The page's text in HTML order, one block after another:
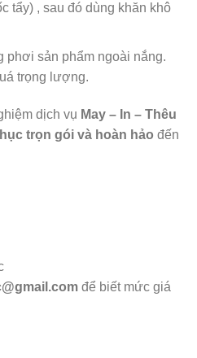
tẩy) , sau đó dùng khăn khô
phơi sản phẩm ngoài nắng.
trọng lượng.
dịch vụ May – In – Thêu
trọn gói và hoàn hảo đến
để biết mức giá